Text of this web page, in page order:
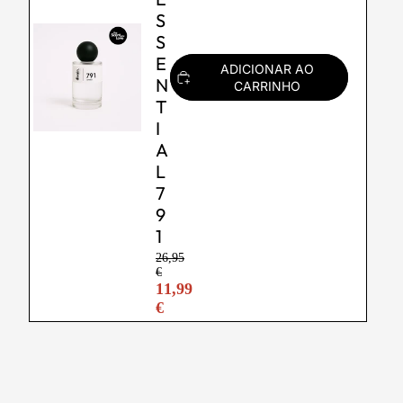
S
S
E
N
T
I
A
L
7
9
1
26,95
€
11,99
€
ADICIONAR AO
CARRINHO